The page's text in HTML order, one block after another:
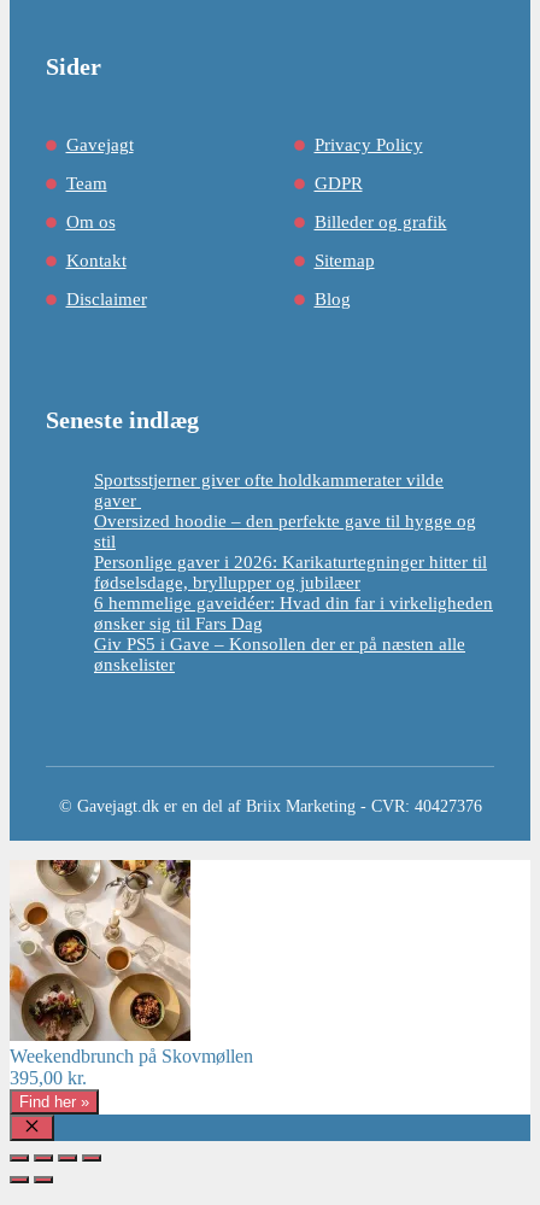
Sider
Gavejagt
Team
Om os
Kontakt
Disclaimer
Privacy Policy
GDPR
Billeder og grafik
Sitemap
Blog
Seneste indlæg
Sportsstjerner giver ofte holdkammerater vilde
gaver
Oversized hoodie – den perfekte gave til hygge og
stil
Personlige gaver i 2026: Karikaturtegninger hitter til
fødselsdage, bryllupper og jubilæer
6 hemmelige gaveidéer: Hvad din far i virkeligheden
ønsker sig til Fars Dag
Giv PS5 i Gave – Konsollen der er på næsten alle
ønskelister
© Gavejagt.dk er en del af Briix Marketing - CVR: 40427376
Weekendbrunch på Skovmøllen
395,00 kr.
Find her »
Luk